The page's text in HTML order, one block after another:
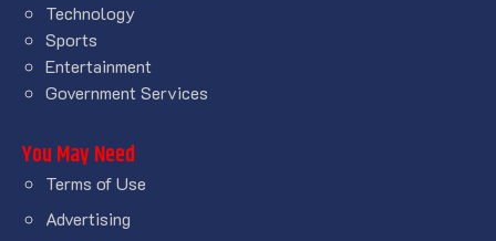
Technology
Sports
Entertainment
Government Services
You May Need
Terms of Use
Advertising